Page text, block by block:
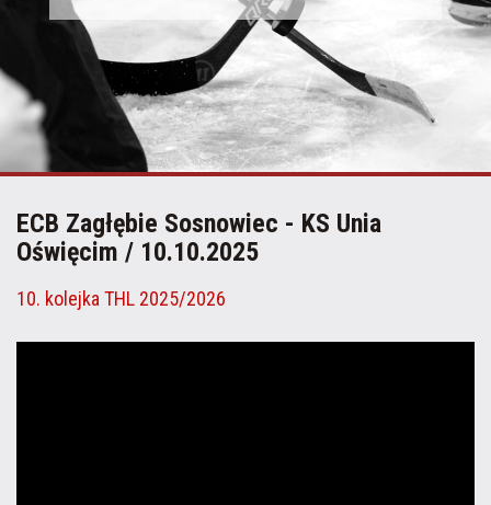
ECB Zagłębie Sosnowiec - KS Unia
Oświęcim / 10.10.2025
10. kolejka THL 2025/2026